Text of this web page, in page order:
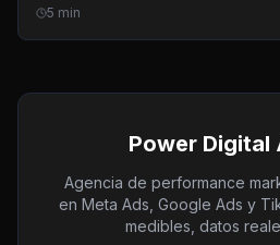
5 min
Power Digital
Agencia de performance
en Meta Ads, Google Ads y
medibles, datos